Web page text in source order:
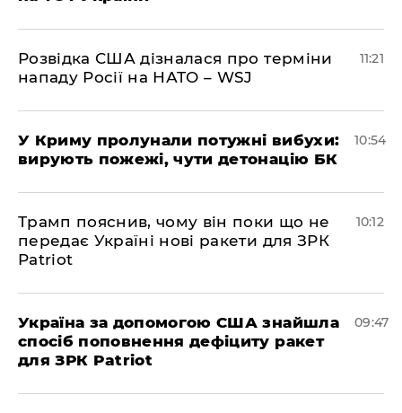
Розвідка США дізналася про терміни
нападу Росії на НАТО – WSJ
11:21
У Криму пролунали потужні вибухи:
вирують пожежі, чути детонацію БК
10:54
Трамп пояснив, чому він поки що не
передає Україні нові ракети для ЗРК
Patriot
10:12
Україна за допомогою США знайшла
спосіб поповнення дефіциту ракет
для ЗРК Patriot
09:47